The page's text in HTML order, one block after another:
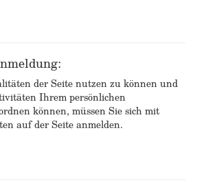
der Seite nutzen zu können und
Ihrem persönlichen
können, müssen Sie sich mit
auf der Seite anmelden.